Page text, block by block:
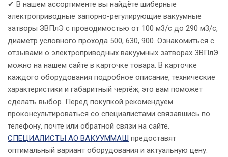
✔ В нашем ассортименте вы найдёте шиберные
электроприводные запорно-регулирующие вакуумные
затворы ЗВПлЭ с проводимостью от 100 м3/с до 290 м3/с,
диаметр условного прохода 500, 630, 900. Ознакомиться с
отзывами о электроприводных вакуумных затворах ЗВПлЭ
можно на нашем сайте в карточке товара. В карточке
каждого оборудования подробное описание, технические
характеристики и габаритный чертёж, это вам поможет
сделать выбор. Перед покупкой рекомендуем
проконсультироваться со специалистами связавшись по
телефону, почте или обратной связи на сайте.
СПЕЦИАЛИСТЫ АО ВАКУУММАШ предоставят
оптимальный вариант оборудования и актуальную цену.